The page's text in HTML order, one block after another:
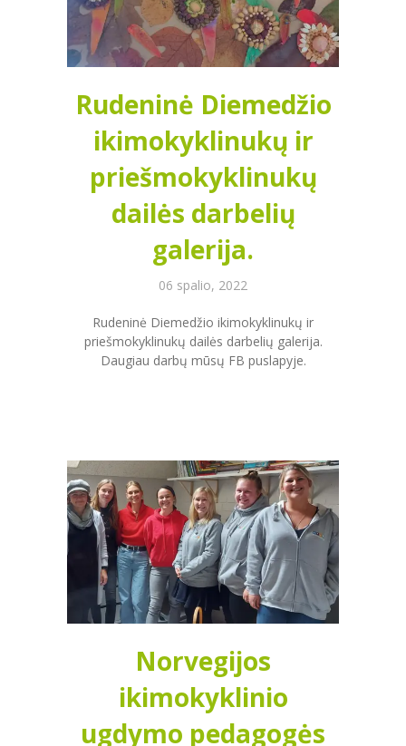
Rudeninė Diemedžio
ikimokyklinukų ir
priešmokyklinukų
dailės darbelių
galerija.
06 spalio, 2022
Rudeninė Diemedžio ikimokyklinukų ir
priešmokyklinukų dailės darbelių galerija.
Daugiau darbų mūsų FB puslapyje.
Norvegijos
ikimokyklinio
ugdymo pedagogės